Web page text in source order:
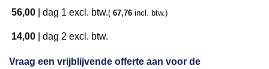
56,00 dag 1 excl. btw.( 67,76 incl. btw.)
14,00 dag 2 excl. btw.
Vraag een vrijblijvende offerte aan voor de